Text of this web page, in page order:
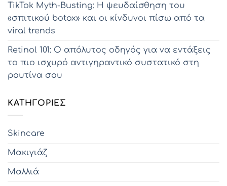
TikTok Myth-Busting: Η ψευδαίσθηση του
«σπιτικού botox» και οι κίνδυνοι πίσω από τα
viral trends
Retinol 101: Ο απόλυτος οδηγός για να εντάξεις
το πιο ισχυρό αντιγηραντικό συστατικό στη
ρουτίνα σου
KΑΤΗΓΟΡΊΕΣ
Skincare
Μακιγιάζ
Μαλλιά